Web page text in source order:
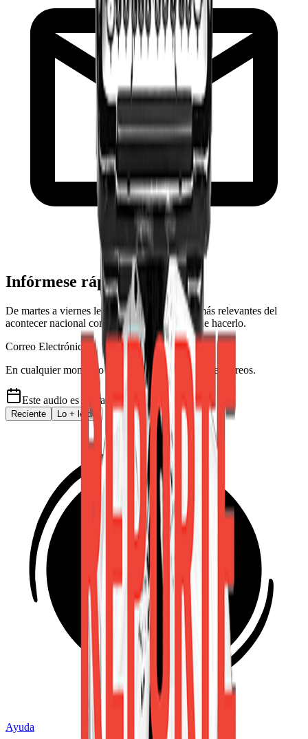
Infórmese rápido y gratis
De martes a viernes le contamos las noticias más relevantes del
acontecer nacional como solo Delfino.cr puede hacerlo.
Correo Electrónico
En cualquier momento puede salirse de la lista de correos.
Este audio es de hace 5 años
Reciente Lo + leído
Ayuda